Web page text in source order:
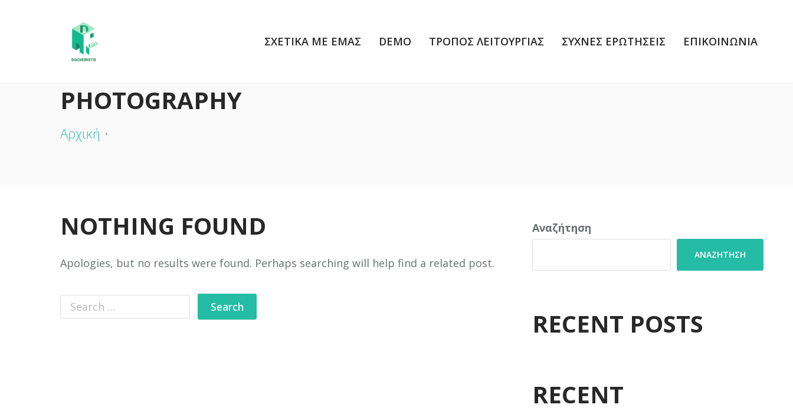
ΣΧΕΤΙΚΑ ΜΕ ΕΜΑΣ DEMO ΤΡΟΠΟΣ ΛΕΙΤΟΥΡΓΙΑΣ ΣΥΧΝΕΣ ΕΡΩΤΗΣΕΙΣ ΕΠΙΚΟΙΝΩΝΙΑ
PHOTOGRAPHY
Αρχική
NOTHING FOUND
Apologies, but no results were found. Perhaps searching will help find a related post.
Αναζήτηση
ΑΝΑΖΉΤΗΣΗ
RECENT POSTS
RECENT